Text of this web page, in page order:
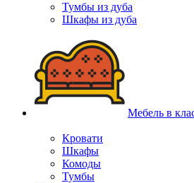
Тумбы из дуба
Шкафы из дуба
Мебель в
Кровати
Шкафы
Комоды
Тумбы